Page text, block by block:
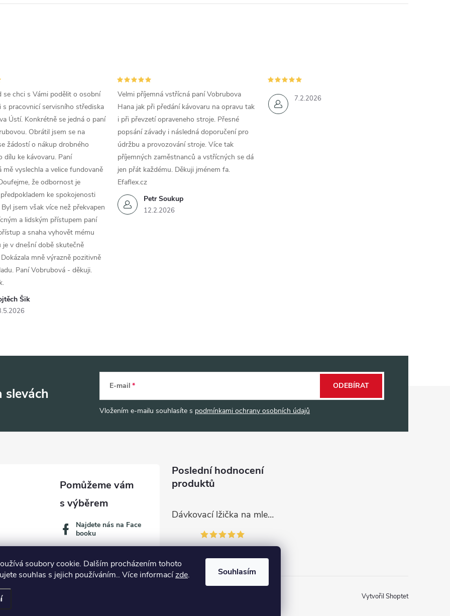
soubory cookie. Dalším procházením tohoto
souhlas s jejich používáním.. Více informacízde. Souhlasím
Šik
se chci s Vámi podělit o osobní
s pracovnicí servisního střediska
Ústí. Konkrétně se jedná o paní
Obrátil jsem se na
žádostí o nákup drobného
dílu ke kávovaru. Paní
mě vyslechla a velice fundovaně
že odbornost je
ke spokojenosti
jsem však více než překvapen
a lidským přístupem paní
a snaha vyhovět mému
je v dnešní době skutečně
mně výrazně pozitivně
Paní Vobrubová - děkuji.
Petr Soukup
12.2.2026
Velmi příjemná vstřícná paní Vobrubova
Hana jak při předání kávovaru na opravu tak
i při převzetí opraveneho stroje. Přesné
popsání závady i následná doporučení pro
údržbu a provozování stroje. Více tak
příjemných zaměstnanců a vstřícných se dá
jen přát každému. Děkuji jménem fa.
Efaflex.cz
7.2.2026
slevách E-mail
Vložením e-mailu souhlasíte s podmínkami ochrany osobních údajů
ODEBÍRAT
Najdete nás na Face
booku
Poslední hodnocení
produktů
Dávkovací lžička na mletou kávu 53132C8134
Vytvořil Shoptet